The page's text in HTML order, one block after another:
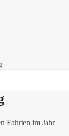
Fahrten im Jahr